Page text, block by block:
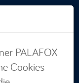
PALAFOX
Cookies